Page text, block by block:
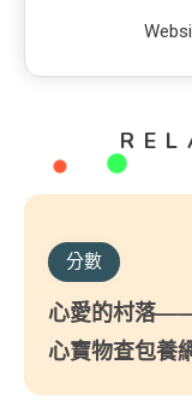
分數
心愛的村落
心寶物查包養